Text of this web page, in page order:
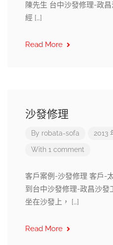
陳先生 台中沙發修理-政
經 […]
Read More
沙發修理
By robata-sofa 2013
With 1 comment
客戶案例-沙發修理 客戶-
到台中沙發修理-政昌沙發
坐在沙發上， […]
Read More